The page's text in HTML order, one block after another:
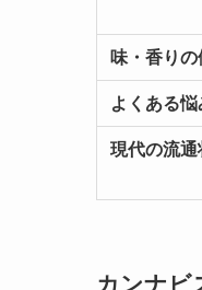
味・香りの
よくある
現代の流通
カンナビ